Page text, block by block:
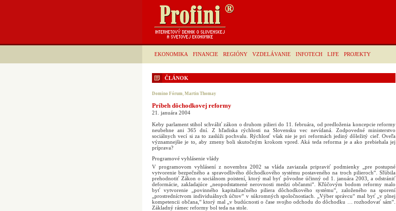
EKONOMIKA FINANCIE REGIÓNY VZDELÁVANIE INFOTECH LIFE PROJEKTY
ČLÁNOK
Domino Fórum, Martin Thomay
Príbeh dôchodkovej reformy
21. januára 2004
Keby parlament stihol schváliť zákon o druhom pilieri do 11. februára, od predloženia koncepcie reformy
neubehne ani 365 dní. Z hľadiska rýchlosti na Slovensku vec nevídaná. Zodpovedné ministerstvo
sociálnych vecí si za to zaslúži pochvalu. Rýchlosť však nie je pri reformách jediný dôležitý cieľ. Oveľa
významnejšie je to, aby zmeny boli skutočným krokom vpred. Aká teda reforma je a ako prebiehala jej
príprava?
Programové vyhlásenie vlády
V programovom vyhlásení z novembra 2002 sa vláda zaviazala pripraviť podmienky „pre postupné
vytvorenie bezpečného a spravodlivého dôchodkového systému postaveného na troch pilieroch“. Sľúbila
prehodnotiť Zákon o sociálnom poistení, ktorý mal byť pôvodne účinný od 1. januára 2003, a odstrániť
deformácie, zakladajúce „neopodstatnené nerovnosti medzi občanmi“. Kľúčovým bodom reformy malo
byť vytvorenie „povinného kapitalizačného piliera dôchodkového systému“, založeného na sporení
„prostredníctvom individuálnych účtov“ v súkromných spoločnostiach. „Výber správcu“ mal byť „v plnej
kompetencii občana,“ ktorý mal „v budúcnosti o čase svojho odchodu do dôchodku … rozhodovať sám“.
Základný rámec reformy bol teda na stole.